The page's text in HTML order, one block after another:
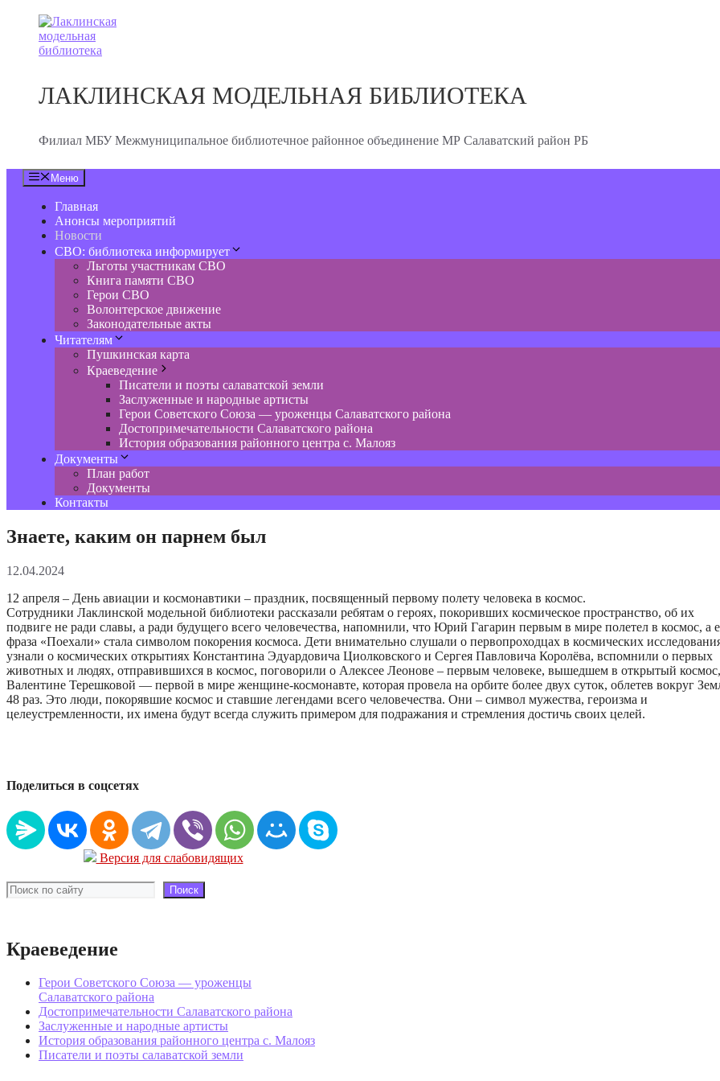
Перейти
содержимому
ЛАКЛИНСКАЯ МОДЕЛЬНАЯ БИБЛИОТЕКА
Филиал МБУ Межмуниципальное библиотечное районное объединение МР Салаватский район РБ
Меню
Главная
Анонсы мероприятий
Новости
СВО: библиотека информирует
Льготы участникам СВО
Книга памяти СВО
Герои СВО
Волонтерское движение
Законодательные акты
Читателям
Пушкинская карта
Краеведение
Писатели и поэты салаватской земли
Заслуженные и народные артисты
Герои Советского Союза — уроженцы Салаватского района
Достопримечательности Салаватского района
История образования районного центра с. Малояз
Документы
План работ
Документы
Контакты
Знаете, каким он парнем был
12.04.2024
12 апреля – День авиации и космонавтики – праздник, посвященный первому полету человека в космос.
Сотрудники Лаклинской модельной библиотеки рассказали ребятам о героях, покоривших космическое пространство, об их
подвиге не ради славы, а ради будущего всего человечества, напомнили, что Юрий Гагарин первым в мире полетел в космос, а
фраза «Поехали» стала символом покорения космоса. Дети внимательно слушали о первопроходцах в космических
узнали о космических открытиях Константина Эдуардовича Циолковского и Сергея Павловича Королёва, вспомнили о первых
животных и людях, отправившихся в космос, поговорили о Алексее Леонове – первым человеке, вышедшем в открытый космос,
Валентине Терешковой — первой в мире женщине-космонавте, которая провела на орбите более двух суток, облетев вокруг
48 раз. Это люди, покорявшие космос и ставшие легендами всего человечества. Они – символ мужества, героизма и
целеустремленности, их имена будут всегда служить примером для подражания и стремления достичь своих целей.
Поделиться в соцсетях
Версия для слабовидящих
Поиск Поиск
Краеведение
Герои Советского Союза — уроженцы
Салаватского района
Достопримечательности Салаватского района
Заслуженные и народные артисты
История образования районного центра с. Малояз
Писатели и поэты салаватской земли